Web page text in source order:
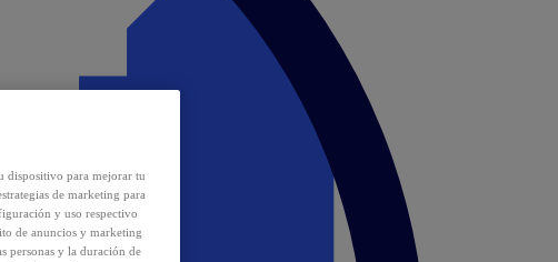
dispositivo para mejorar tu
de marketing para
y uso respectivo
de anuncios y marketing
personas y la duración de